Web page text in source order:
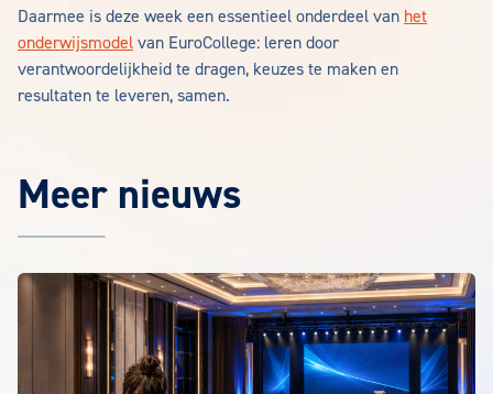
Daarmee is deze week een essentieel onderdeel van het
onderwijsmodel van EuroCollege: leren door
verantwoordelijkheid te dragen, keuzes te maken en
resultaten te leveren, samen.
Meer nieuws